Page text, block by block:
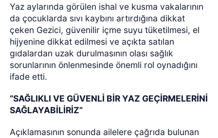
Yaz aylarında görülen ishal ve kusma vakalarının
da çocuklarda sıvı kaybını artırdığına dikkat
çeken Gezici, güvenilir içme suyu tüketilmesi, el
hijyenine dikkat edilmesi ve açıkta satılan
gıdalardan uzak durulmasının olası sağlık
sorunlarının önlenmesinde önemli rol oynadığını
ifade etti.
“SAĞLIKLI VE GÜVENLİ BİR YAZ GEÇİRMELERİNİ
SAĞLAYABİLİRİZ”
Açıklamasının sonunda ailelere çağrıda bulunan